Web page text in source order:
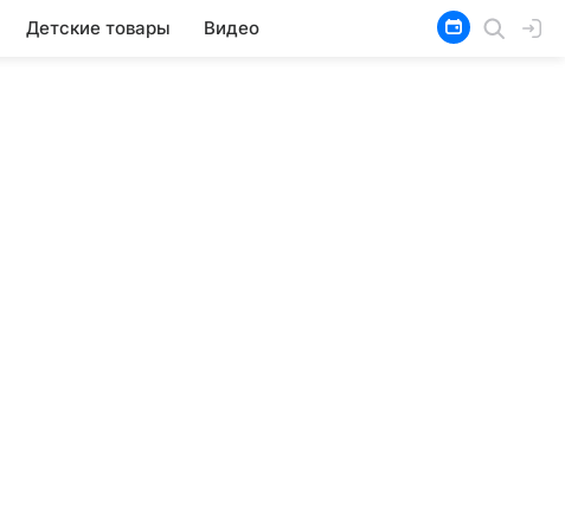
Детские товары Видео